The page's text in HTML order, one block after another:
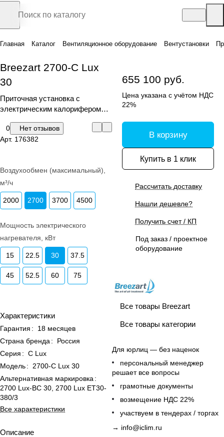
Главная Каталог Вентиляционное оборудование Вентустановки
Breezart 2700-C Lux
30
Приточная установка с
электрическим калорифером
0
Нет отзывов
Арт. 176382
Воздухообмен (максимальный),
м³/ч
2000 2700 3700 4500
Мощность электрического
нагревателя, кВт
15 22.5 30 37.5
45 52.5 60 75
Характеристики
Гарантия :
18 месяцев
Страна бренда :
Россия
Серия : С Lux
Модель:
2700-C Lux 30
Альтернативная маркировка :
2700 Lux-BC 30, 2700 Lux ET30-
380/3
Все характеристики
Описание
655 100 руб.
Цена указана с учётом НДС
22%
В корзину
Купить в 1 клик
Рассчитать доставку
Нашли дешевле?
Получить счет / КП
Под заказ / проектное
оборудование
Все товары Breezart
Все товары категории
Для юрлиц — без наценок
персональный менеджер
решает все вопросы
грамотные документы
возмещение НДС 22%
участвуем в тендерах / торгах
→ info@iclim.ru